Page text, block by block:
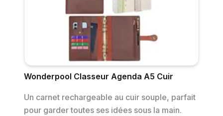
Wonderpool Classeur Agenda A5 Cuir
Un carnet rechargeable au cuir souple, parfait
pour garder toutes ses idées sous la main.